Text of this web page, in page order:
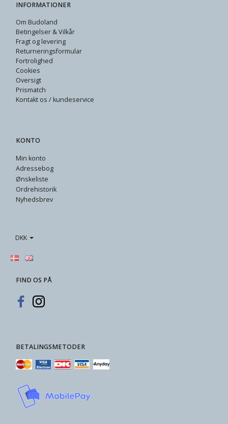
INFORMATIONER
Om Budoland
Betingelser & Vilkår
Fragt og levering
Returneringsformular
Fortrolighed
Cookies
Oversigt
Prismatch
Kontakt os / kundeservice
KONTO
Min konto
Adressebog
Ønskeliste
Ordrehistorik
Nyhedsbrev
DKK
FIND OS PÅ
BETALINGSMETODER